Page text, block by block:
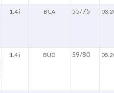
1.4 i BCA 55/75
1.4 i BUD 59/80